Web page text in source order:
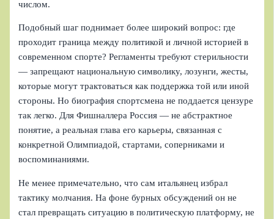
числом.
Подобный шаг поднимает более широкий вопрос: где
проходит граница между политикой и личной историей в
современном спорте? Регламенты требуют стерильности
— запрещают национальную символику, лозунги, жесты,
которые могут трактоваться как поддержка той или иной
стороны. Но биография спортсмена не поддается цензуре
так легко. Для Фишналлера Россия — не абстрактное
понятие, а реальная глава его карьеры, связанная с
конкретной Олимпиадой, стартами, соперниками и
воспоминаниями.
Не менее примечательно, что сам итальянец избрал
тактику молчания. На фоне бурных обсуждений он не
стал превращать ситуацию в политическую платформу, не